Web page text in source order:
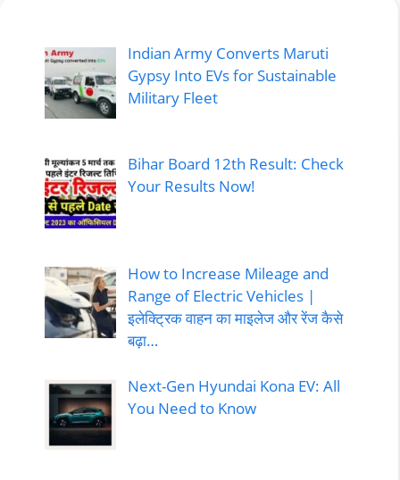
Indian Army Converts Maruti
Gypsy Into EVs for Sustainable
Military Fleet
Bihar Board 12th Result: Check
Your Results Now!
How to Increase Mileage and
Range of Electric Vehicles |
इलेक्ट्रिक वाहन का माइलेज और रेंज कैसे
बढ़ा…
Next-Gen Hyundai Kona EV: All
You Need to Know